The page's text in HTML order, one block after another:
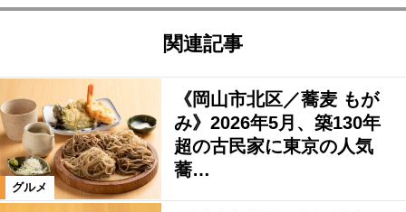
関連記事
グルメ
《岡山市北区／蕎麦 もが
み》2026年5月、築130年
超の古民家に東京の人気
蕎…